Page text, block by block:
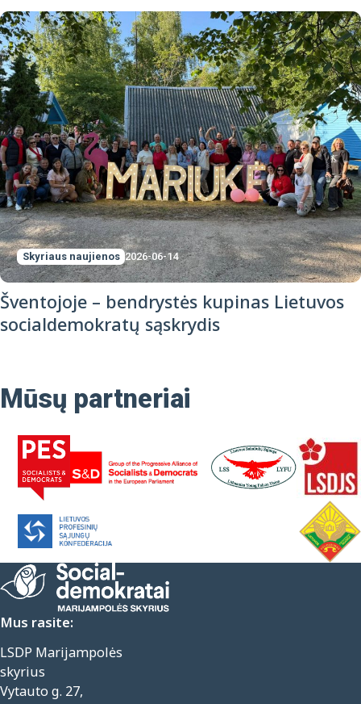
Skyriaus naujienos 2026-06-14
Šventojoje – bendrystės kupinas Lietuvos
socialdemokratų sąskrydis
Mūsų partneriai
Mus rasite:
LSDP Marijampolės
skyrius
Vytauto g. 27,